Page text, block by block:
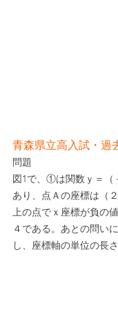
青森県立高入試・過
問題
図1で、①は関数ｙ＝（
あり、点Ａの座標は（
上の点でｘ座標が負の
４である。あとの問い
し、座標軸の単位の長